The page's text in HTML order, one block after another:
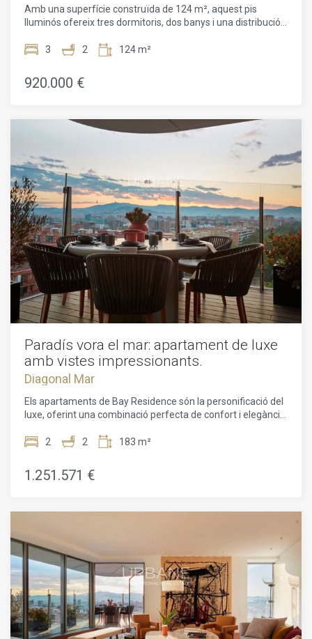
Amb una superfície construïda de 124 m², aquest pis
lluminós ofereix tres dormitoris, dos banys i una distribució
urbana.L'habitatge disposa d'unes vistes espectaculars des
exterior, la llum natural inunda els espais durant bona part
del dia, creant un ambient càlid i acollidor.La cuina oberta
moments en família. El saló menjador, ampli i lluminós,
convida al descans. L'habitació principal amb bany en suite
ofereix intimitat i comoditat, mentre que les altres dues es
poden adaptar fàcilment com a despatxos o habitacions
addicionals. Els dos banys —un d'ells en suite— estan
completament equipats.El pis disposa de calefacció i aire
condicionat per garantir el màxim confort durant tot l'any.
Inclou una plaça d'aparcament dins la finca.La zona
comunitària ofereix serveis exclusius: piscina de 180 m²,
solàrium, parc infantil, jardins enjardinats, gimnàs complet,
sala polivalent, sauna, vestuaris i servei de seguretat 24
hores.Situat a Sant Martí/Diagonal Mar, aquest pis gaudeix
d'una ubicació immillorable, molt a prop de botigues,
restaurants, zones verdes i a pocs minuts caminant de la
platja. L'opció ideal per a qui busca confort, modernitat i un
estil de vida actiu al costat del mar.
3 2 124 m²
920.000 €
Paradís vora el mar: apartament de luxe
amb vistes impressionants.
Diagonal Mar
Els apartaments de Bay Residence són la personificació del
luxe, oferint una combinació perfecta de confort i elegància
apartament disposa de dues habitacions dissenyades amb
zones d'estar i menjador de planta oberta s'integren
perfectament amb cuines totalment equipades, irradiant
vidre de terra a sostre que condueixen a la terrassa, els
residents poden gaudir d'una sensació d'amplitud mentre
admiren vistes espectaculars de Barcelona i la costa
mediterrània. La terrassa es converteix en l'escenari
perfecte per a menjars íntims a l'aire lliure, afegint atractiu
a aquests apartaments excepcionals.A més de les seves
característiques excepcionals, les residències ofereixen
2 2 183 m²
1.251.571 €